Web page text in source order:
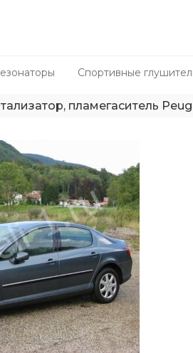
Спортивные
пламегаситель